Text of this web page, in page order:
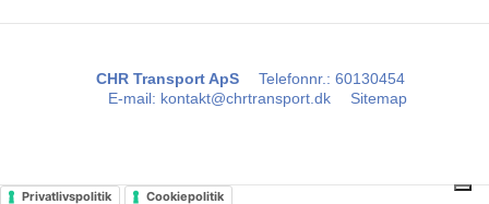
CHR Transport ApS Telefonnr.: 60130454
E-mail: kontakt@chrtransport.dk Sitemap
Privatlivspolitik Cookiepolitik